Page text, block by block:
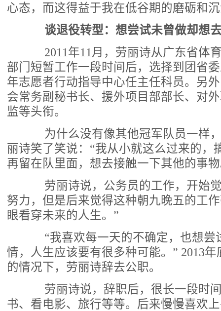
心态，而这得益于我在低谷期的磨砺和
谈退役转型：想尝试未曾做却想
2011年11月，劳丽诗从广东省体
部门短暂工作一段时间后，选择到团省
年志愿者行动指导中心任主任科员。另
会常务副秘书长、援外项目部部长、对
监等头衔。
为什么没有像其他冠军队员一样，
丽诗笑了笑说：“我从小就这么过来的，
再留在队里面，想去接触一下其他的事
劳丽诗说，公务员的工作，开始觉
努力，但是后来觉得这种朝九晚五的工
眼看穿未来的人生。”
“我喜欢每一天的不确定，也想尝
情，人生应该要有很多种可能。” 2013
的情况下，劳丽诗辞去公职。
劳丽诗说，辞职后，很长一段时间
书、看电影、旅行等等。后来慢慢喜欢